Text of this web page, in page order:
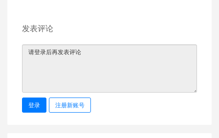
发表评论
登录 注册新账号